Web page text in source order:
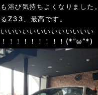
浴び気持ちよくなりました。
Z33、最高です。
いいいいいいいいいいいい
！！！！！！！！(*”ω”*)